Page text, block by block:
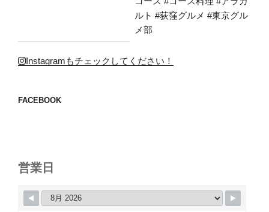
Instagramもチェックしてください！
FACEBOOK
営業日